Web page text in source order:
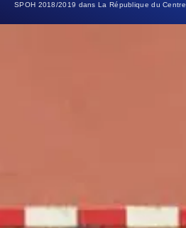
SPOH 2018/2019 dans La République du Centre